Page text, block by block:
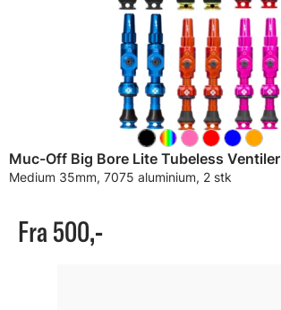
Muc-Off Big Bore Lite Tubeless Ventiler
Medium 35mm, 7075 aluminium, 2 stk
Fra 500,-